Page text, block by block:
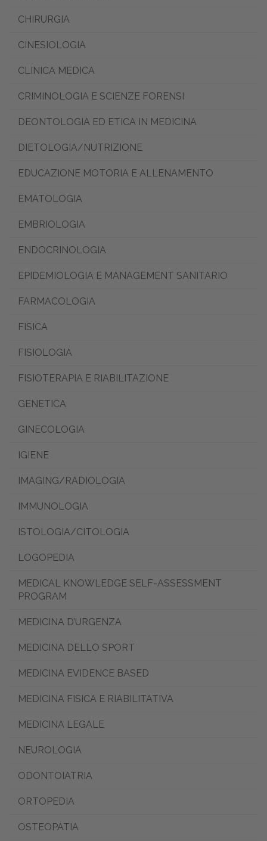
CHIRURGIA
CINESIOLOGIA
CLINICA MEDICA
CRIMINOLOGIA E SCIENZE FORENSI
DEONTOLOGIA ED ETICA IN MEDICINA
DIETOLOGIA/NUTRIZIONE
EDUCAZIONE MOTORIA E ALLENAMENTO
EMATOLOGIA
EMBRIOLOGIA
ENDOCRINOLOGIA
EPIDEMIOLOGIA E MANAGEMENT SANITARIO
FARMACOLOGIA
FISICA
FISIOLOGIA
FISIOTERAPIA E RIABILITAZIONE
GENETICA
GINECOLOGIA
IGIENE
IMAGING/RADIOLOGIA
IMMUNOLOGIA
ISTOLOGIA/CITOLOGIA
LOGOPEDIA
MEDICAL KNOWLEDGE SELF-ASSESSMENT
PROGRAM
MEDICINA D’URGENZA
MEDICINA DELLO SPORT
MEDICINA EVIDENCE BASED
MEDICINA FISICA E RIABILITATIVA
MEDICINA LEGALE
NEUROLOGIA
ODONTOIATRIA
ORTOPEDIA
OSTEOPATIA